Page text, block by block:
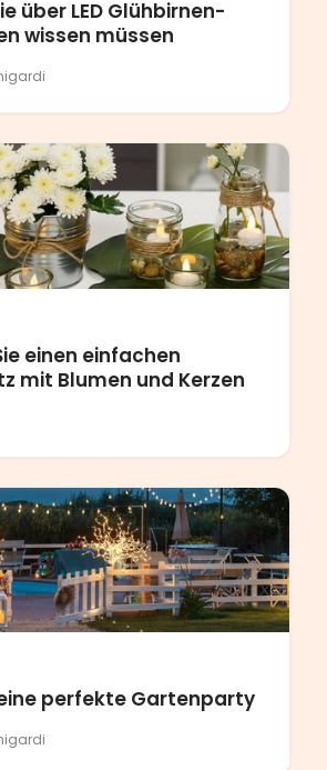
über LED Glühbirnen-
wissen müssen
einen einfachen
mit Blumen und Kerzen
perfekte Gartenparty